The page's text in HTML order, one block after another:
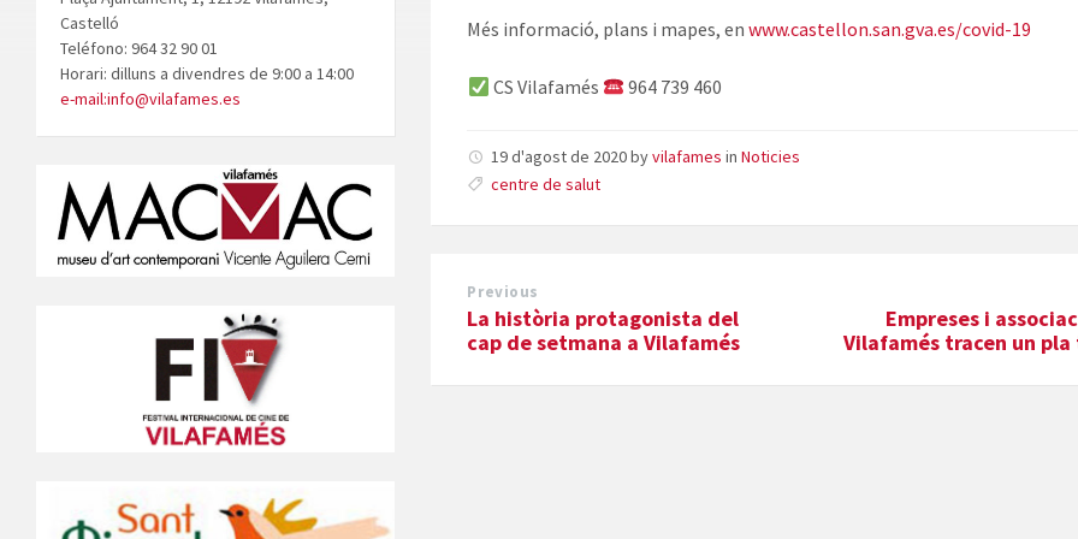
Més informació, plans i mapes, enwww.castellon.san.gva.es/covid-19
CS Vilafamés 964 739 460
19 d'agost de 2020byvilafames inNoticies
centre de salut
Previous
La història protagonista del
cap de setmana a Vilafamés
Empreses i
Vilafamés tracen un
Castelló
Teléfono: 964 32 90 01
Horari: dilluns a divendres de 9:00 a 14:00
e-mail:info@vilafames.es